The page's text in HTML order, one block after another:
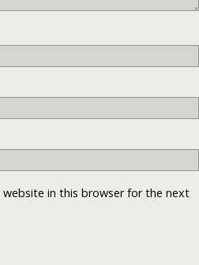
website in this browser for the next